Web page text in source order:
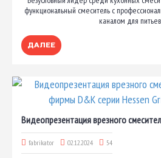
функциональный смеситель с
каналом для
ДАЛЕЕ
fabrikator 02.12.2024 54